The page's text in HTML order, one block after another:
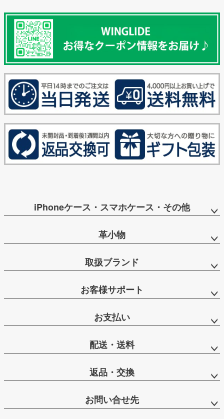
iPhoneケース・スマホケース・その他
革小物
取扱ブランド
お客様サポート
お支払い
配送・送料
返品・交換
お問い合せ先